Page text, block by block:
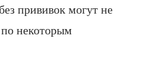
прививок могут не
некоторым